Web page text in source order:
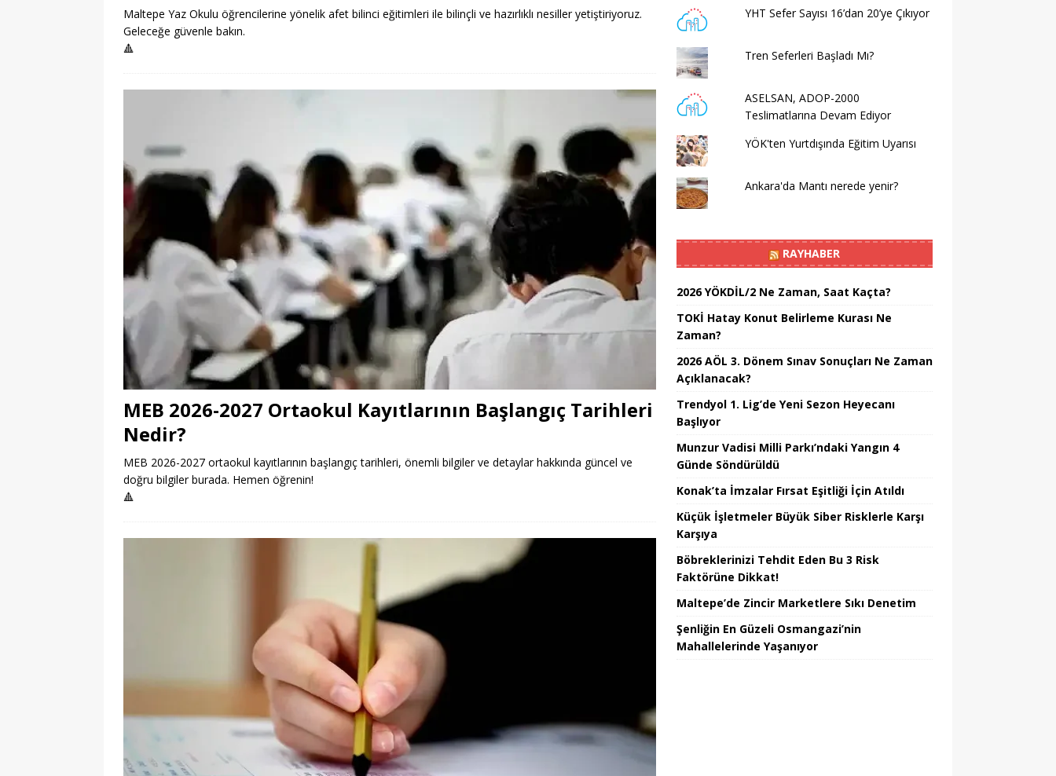
Maltepe Yaz Okulu öğrencilerine yönelik afet bilinci eğitimleri ile bilinçli ve hazırlıklı nesiller yetiştiriyoruz.
Geleceğe güvenle bakın.
🔺
MEB 2026-2027 Ortaokul Kayıtlarının Başlangıç Tarihleri
Nedir?
MEB 2026-2027 ortaokul kayıtlarının başlangıç tarihleri, önemli bilgiler ve detaylar hakkında güncel ve
doğru bilgiler burada. Hemen öğrenin!
🔺
YHT Sefer Sayısı 16’dan 20’ye Çıkıyor
Tren Seferleri Başladı Mı?
ASELSAN, ADOP-2000
Teslimatlarına Devam Ediyor
YÖK'ten Yurtdışında Eğitim Uyarısı
Ankara'da Mantı nerede yenir?
RAYHABER
2026 YÖKDİL/2 Ne Zaman, Saat Kaçta?
TOKİ Hatay Konut Belirleme Kurası Ne
Zaman?
2026 AÖL 3. Dönem Sınav Sonuçları Ne Zaman
Açıklanacak?
Trendyol 1. Lig’de Yeni Sezon Heyecanı
Başlıyor
Munzur Vadisi Milli Parkı’ndaki Yangın 4
Günde Söndürüldü
Konak’ta İmzalar Fırsat Eşitliği İçin Atıldı
Küçük İşletmeler Büyük Siber Risklerle Karşı
Karşıya
Böbreklerinizi Tehdit Eden Bu 3 Risk
Faktörüne Dikkat!
Maltepe’de Zincir Marketlere Sıkı Denetim
Şenliğin En Güzeli Osmangazi’nin
Mahallelerinde Yaşanıyor